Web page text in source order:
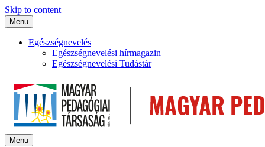
Skip to content
Menu
Egészségnevelés
Egészségnevelési hírmagazin
Egészségnevelési Tudástár
Menu